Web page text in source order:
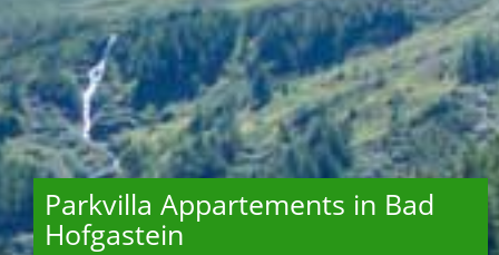
Parkvilla Appartements in Bad
Hofgastein